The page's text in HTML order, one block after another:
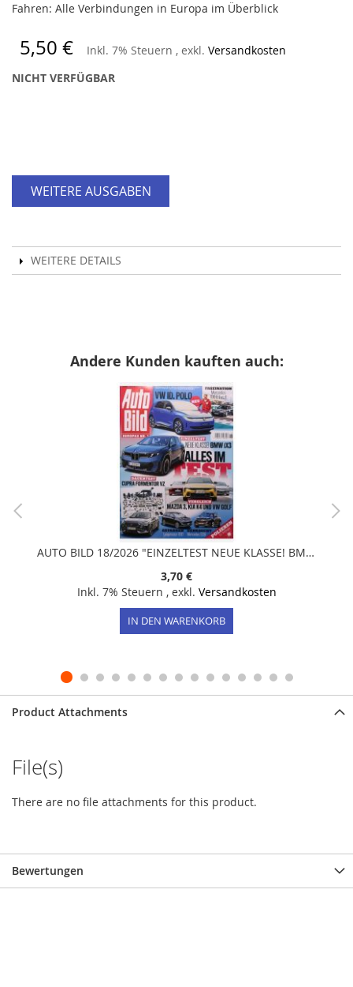
Fahren: Alle Verbindungen in Europa im Überblick
5,50 € Inkl. 7% Steuern , exkl. Versandkosten
NICHT VERFÜGBAR
WEITERE AUSGABEN
WEITERE DETAILS
Andere Kunden kauften auch:
AUTO BILD 18/2026 "EINZELTEST NEUE KLASSE! BMW iX3 ALLES IM TEST"
3,70 €
Inkl. 7% Steuern , exkl. Versandkosten
IN DEN WARENKORB
Product Attachments
File(s)
There are no file attachments for this product.
Bewertungen